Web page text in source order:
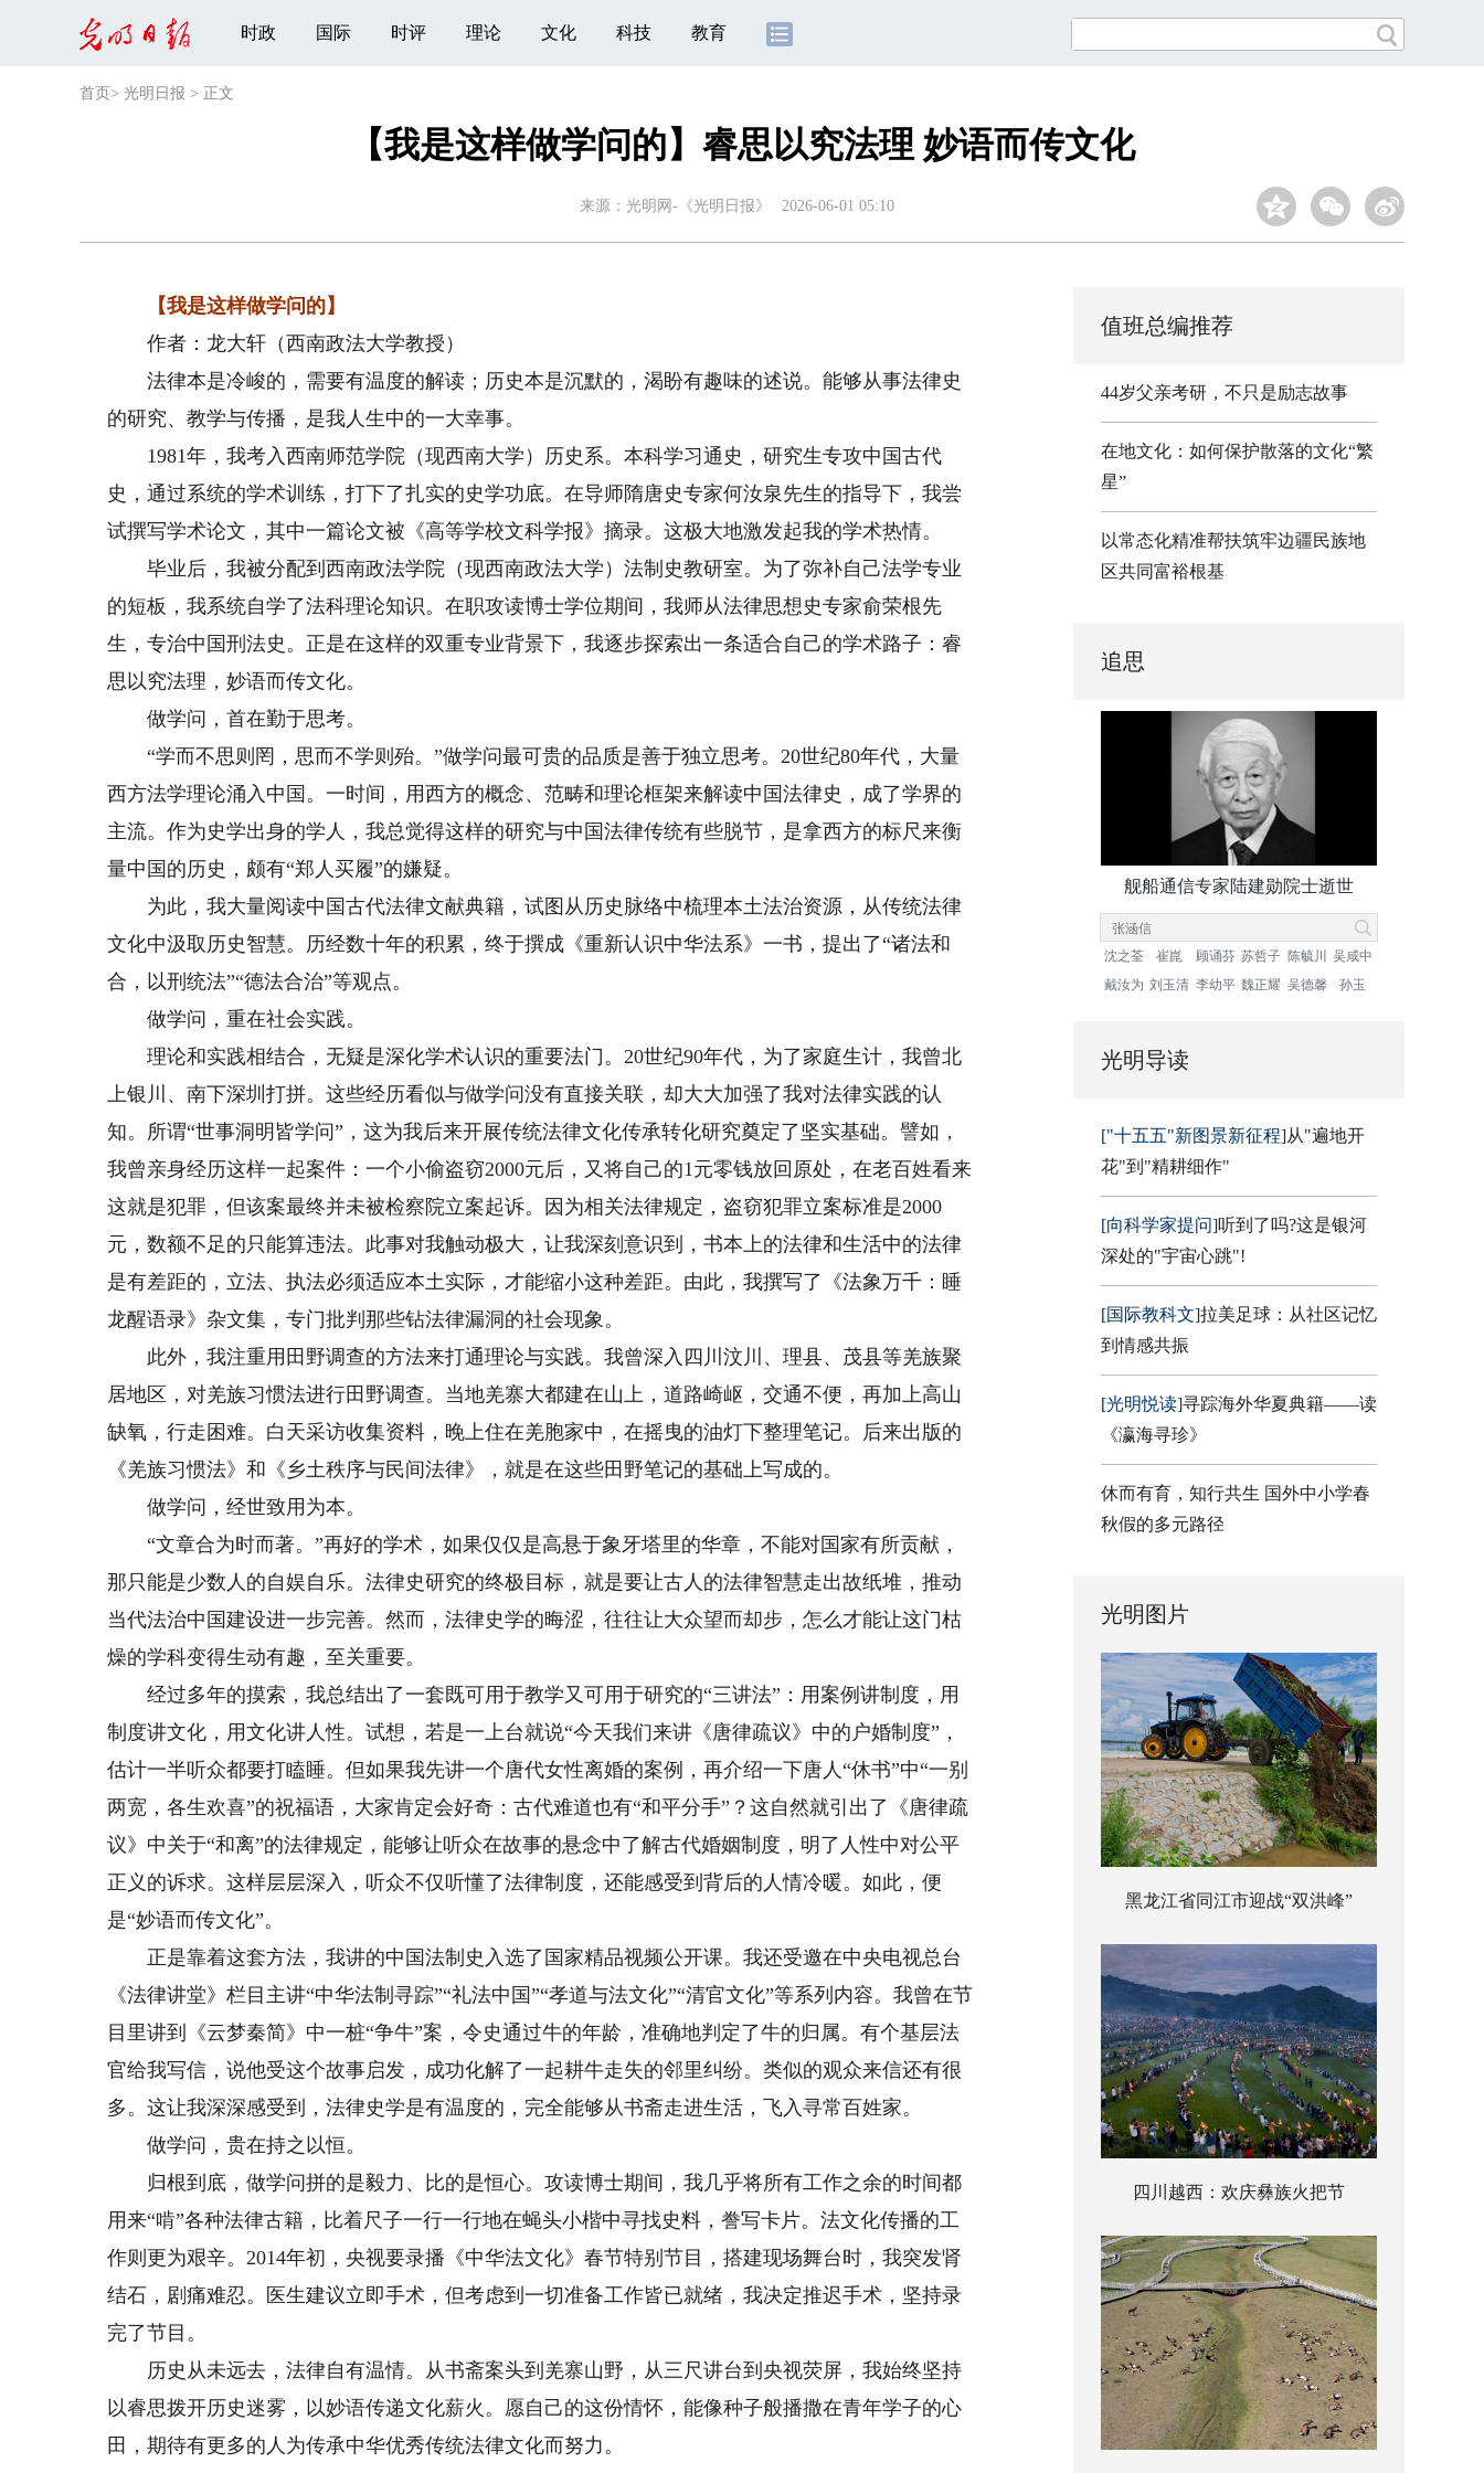
时政 国际 时评 理论 文化 科技 教育
首页 > 光明日报 > 正文
【我是这样做学问的】睿思以究法理 妙语而传文化
来源： 光明网-《光明日报》 2026-06-01 05:10
【我是这样做学问的】
作者：龙大轩（西南政法大学教授）
法律本是冷峻的，需要有温度的解读；历史本是沉默的，渴盼有趣味的述说。能够从事法律史
的研究、教学与传播，是我人生中的一大幸事。
1981年，我考入西南师范学院（现西南大学）历史系。本科学习通史，研究生专攻中国古代
史，通过系统的学术训练，打下了扎实的史学功底。在导师隋唐史专家何汝泉先生的指导下，我尝
试撰写学术论文，其中一篇论文被《高等学校文科学报》摘录。这极大地激发起我的学术热情。
毕业后，我被分配到西南政法学院（现西南政法大学）法制史教研室。为了弥补自己法学专业
的短板，我系统自学了法科理论知识。在职攻读博士学位期间，我师从法律思想史专家俞荣根先
生，专治中国刑法史。正是在这样的双重专业背景下，我逐步探索出一条适合自己的学术路子：睿
思以究法理，妙语而传文化。
做学问，首在勤于思考。
“学而不思则罔，思而不学则殆。”做学问最可贵的品质是善于独立思考。20世纪80年代，大量
西方法学理论涌入中国。一时间，用西方的概念、范畴和理论框架来解读中国法律史，成了学界的
主流。作为史学出身的学人，我总觉得这样的研究与中国法律传统有些脱节，是拿西方的标尺来衡
量中国的历史，颇有“郑人买履”的嫌疑。
为此，我大量阅读中国古代法律文献典籍，试图从历史脉络中梳理本土法治资源，从传统法律
文化中汲取历史智慧。历经数十年的积累，终于撰成《重新认识中华法系》一书，提出了“诸法和
合，以刑统法”“德法合治”等观点。
做学问，重在社会实践。
理论和实践相结合，无疑是深化学术认识的重要法门。20世纪90年代，为了家庭生计，我曾北
上银川、南下深圳打拼。这些经历看似与做学问没有直接关联，却大大加强了我对法律实践的认
知。所谓“世事洞明皆学问”，这为我后来开展传统法律文化传承转化研究奠定了坚实基础。譬如，
我曾亲身经历这样一起案件：一个小偷盗窃2000元后，又将自己的1元零钱放回原处，在老百姓看来
这就是犯罪，但该案最终并未被检察院立案起诉。因为相关法律规定，盗窃犯罪立案标准是2000
元，数额不足的只能算违法。此事对我触动极大，让我深刻意识到，书本上的法律和生活中的法律
是有差距的，立法、执法必须适应本土实际，才能缩小这种差距。由此，我撰写了《法象万千：睡
龙醒语录》杂文集，专门批判那些钻法律漏洞的社会现象。
此外，我注重用田野调查的方法来打通理论与实践。我曾深入四川汶川、理县、茂县等羌族聚
居地区，对羌族习惯法进行田野调查。当地羌寨大都建在山上，道路崎岖，交通不便，再加上高山
缺氧，行走困难。白天采访收集资料，晚上住在羌胞家中，在摇曳的油灯下整理笔记。后来出版的
《羌族习惯法》和《乡土秩序与民间法律》，就是在这些田野笔记的基础上写成的。
做学问，经世致用为本。
“文章合为时而著。”再好的学术，如果仅仅是高悬于象牙塔里的华章，不能对国家有所贡献，
那只能是少数人的自娱自乐。法律史研究的终极目标，就是要让古人的法律智慧走出故纸堆，推动
当代法治中国建设进一步完善。然而，法律史学的晦涩，往往让大众望而却步，怎么才能让这门枯
燥的学科变得生动有趣，至关重要。
经过多年的摸索，我总结出了一套既可用于教学又可用于研究的“三讲法”：用案例讲制度，用
制度讲文化，用文化讲人性。试想，若是一上台就说“今天我们来讲《唐律疏议》中的户婚制度”，
估计一半听众都要打瞌睡。但如果我先讲一个唐代女性离婚的案例，再介绍一下唐人“休书”中“一别
两宽，各生欢喜”的祝福语，大家肯定会好奇：古代难道也有“和平分手”？这自然就引出了《唐律疏
议》中关于“和离”的法律规定，能够让听众在故事的悬念中了解古代婚姻制度，明了人性中对公平
正义的诉求。这样层层深入，听众不仅听懂了法律制度，还能感受到背后的人情冷暖。如此，便
是“妙语而传文化”。
正是靠着这套方法，我讲的中国法制史入选了国家精品视频公开课。我还受邀在中央电视总台
《法律讲堂》栏目主讲“中华法制寻踪”“礼法中国”“孝道与法文化”“清官文化”等系列内容。我曾在节
目里讲到《云梦秦简》中一桩“争牛”案，令史通过牛的年龄，准确地判定了牛的归属。有个基层法
官给我写信，说他受这个故事启发，成功化解了一起耕牛走失的邻里纠纷。类似的观众来信还有很
多。这让我深深感受到，法律史学是有温度的，完全能够从书斋走进生活，飞入寻常百姓家。
做学问，贵在持之以恒。
归根到底，做学问拼的是毅力、比的是恒心。攻读博士期间，我几乎将所有工作之余的时间都
用来“啃”各种法律古籍，比着尺子一行一行地在蝇头小楷中寻找史料，誊写卡片。法文化传播的工
作则更为艰辛。2014年初，央视要录播《中华法文化》春节特别节目，搭建现场舞台时，我突发肾
结石，剧痛难忍。医生建议立即手术，但考虑到一切准备工作皆已就绪，我决定推迟手术，坚持录
完了节目。
历史从未远去，法律自有温情。从书斋案头到羌寨山野，从三尺讲台到央视荧屏，我始终坚持
以睿思拨开历史迷雾，以妙语传递文化薪火。愿自己的这份情怀，能像种子般播撒在青年学子的心
田，期待有更多的人为传承中华优秀传统法律文化而努力。
值班总编推荐
44岁父亲考研，不只是励志故事
在地文化：如何保护散落的文化“繁
星”
以常态化精准帮扶筑牢边疆民族地
区共同富裕根基
追思
舰船通信专家陆建勋院士逝世
沈之荃 崔崑 顾诵芬 苏哲子 陈毓川
吴咸中
戴汝为 刘玉清 李幼平 魏正耀 吴德馨 孙玉
光明导读
["十五五"新图景新征程]从"遍地开
花"到"精耕细作"
[向科学家提问]听到了吗?这是银河
深处的"宇宙心跳"!
[国际教科文]拉美足球：从社区记忆
到情感共振
[光明悦读]寻踪海外华夏典籍——读
《瀛海寻珍》
休而有育，知行共生 国外中小学春
秋假的多元路径
光明图片
黑龙江省同江市迎战“双洪峰”
四川越西：欢庆彝族火把节